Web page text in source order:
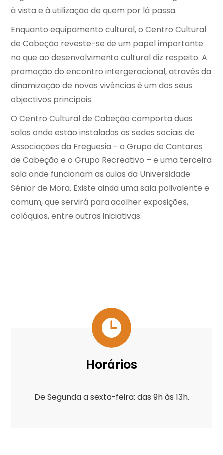
à vista e à utilização de quem por lá passa.
Enquanto equipamento cultural, o Centro Cultural
de Cabeção reveste-se de um papel importante
no que ao desenvolvimento cultural diz respeito. A
promoção do encontro intergeracional, através da
dinamização de novas vivências é um dos seus
objectivos principais.
O Centro Cultural de Cabeção comporta duas
salas onde estão instaladas a​​​s sedes sociais de
Associações da Freguesia – o Grupo de Cantares
de Cabeção e o Grupo Recreativo – e uma terceira
sala onde funcionam as aulas da Universidade
Sénior de Mora. Existe ainda uma sala polivalente e
comum, que servirá para acolher exposições,
colóquios, entre outras iniciativas.
Horários
De Segunda a sexta-feira: das 9h às 13h.